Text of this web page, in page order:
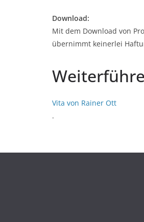
Download:
Mit dem Download von
übernimmt keinerlei
Vita von Rainer Ott
.